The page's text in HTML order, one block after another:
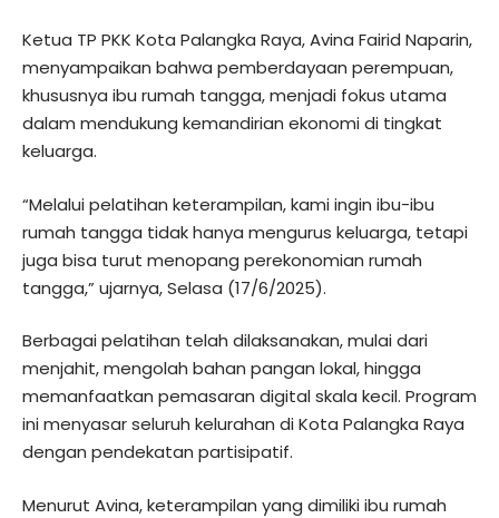
Ketua TP PKK Kota Palangka Raya, Avina Fairid Naparin,
menyampaikan bahwa pemberdayaan perempuan,
khususnya ibu rumah tangga, menjadi fokus utama
dalam mendukung kemandirian ekonomi di tingkat
keluarga.
“Melalui pelatihan keterampilan, kami ingin ibu-ibu
rumah tangga tidak hanya mengurus keluarga, tetapi
juga bisa turut menopang perekonomian rumah
tangga,” ujarnya, Selasa (17/6/2025).
Berbagai pelatihan telah dilaksanakan, mulai dari
menjahit, mengolah bahan pangan lokal, hingga
memanfaatkan pemasaran digital skala kecil. Program
ini menyasar seluruh kelurahan di Kota Palangka Raya
dengan pendekatan partisipatif.
Menurut Avina, keterampilan yang dimiliki ibu rumah